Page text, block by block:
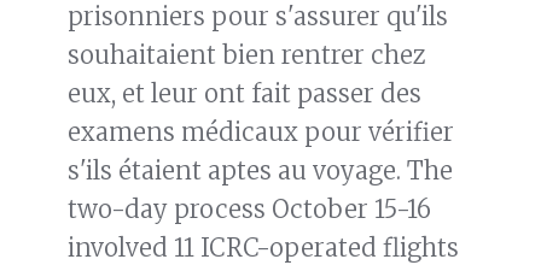
prisonniers pour s'assurer qu'ils
souhaitaient bien rentrer chez
eux, et leur ont fait passer des
examens médicaux pour vérifier
s'ils étaient aptes au voyage. The
two-day process October 15-16
involved 11 ICRC-operated flights